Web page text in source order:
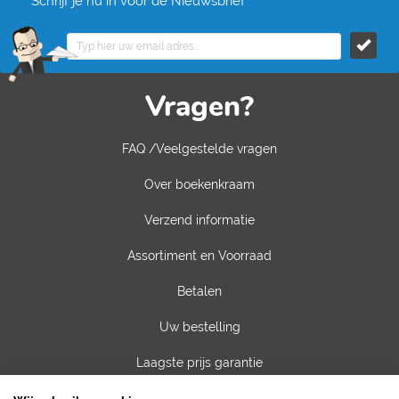
Vragen?
FAQ /Veelgestelde vragen
Over boekenkraam
Verzend informatie
Assortiment en Voorraad
Betalen
Uw bestelling
Laagste prijs garantie